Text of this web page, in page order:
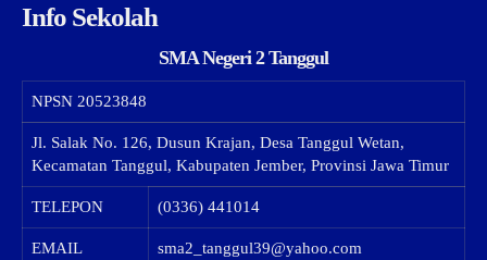
Info Sekolah
SMA Negeri 2 Tanggul
NPSN 20523848
Jl. Salak No. 126, Dusun Krajan, Desa Tanggul Wetan,
Kecamatan Tanggul, Kabupaten Jember, Provinsi Jawa Timur
TELEPON (0336) 441014
EMAIL sma2_tanggul39@yahoo.com